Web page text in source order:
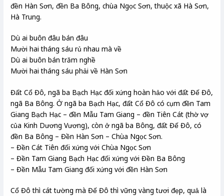
đền Hàn Sơn, đền Ba Bông, chùa Ngọc Sơn, thuộc xã Hà Sơn,
Hà Trung.
Dù ai buôn đâu bán đâu
Mười hai tháng sáu rủ nhau mà về
Dù ai buôn bán trăm nghề
Mười hai tháng sáu phải về Hàn Sơn
Đất Cổ Đô, ngã ba Bạch Hạc đối xứng hoàn hảo với đất Đế Đô,
ngã Ba Bông. Ở ngã ba Bạch Hạc, đất Cổ Đô có cụm đền Tam
Giang Bạch Hạc – đền Mẫu Tam Giang – đền Tiên Cát (thờ vợ
của Kinh Dương Vương), còn ở ngã ba Bông, đất Đế Đô, có
đền Ba Bông – Đền Hàn Sơn – Chùa Ngọc Sơn.
– Đền Cát Tiên đối xứng với Chùa Ngọc Sơn
– Đền Tam Giang Bạch Hạc đối xứng với Đền Ba Bông
– Đền Mẫu Tam Giang đối xứng với đền Hàn Sơn
Cổ Đô thì cát tường mà Đế Đô thì vững vàng tươi đẹp, quả là